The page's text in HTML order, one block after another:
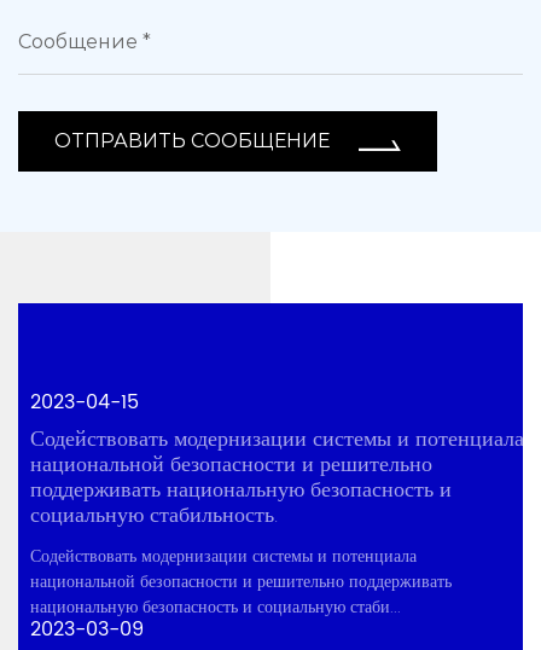
ОТПРАВИТЬ СООБЩЕНИЕ
2023-04-15
Содействовать модернизации системы и потенциала
национальной безопасности и решительно
поддерживать национальную безопасность и
социальную стабильность.
Содействовать модернизации системы и потенциала
национальной безопасности и решительно поддерживать
национальную безопасность и социальную стаби...
2023-03-09